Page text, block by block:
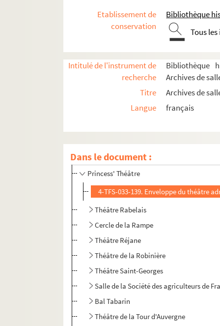
Etablissement de
conservation
Bibliothèque
Tous
Intitulé de l'instrument de
recherche
Bibliothèque
Archives de
Titre
Archives de
Langue
français
Dans le document :
Nouveau-Théâtre
Théâtre des Nouveautés, 1878-1911
Théâtre des Nouveautés, 1921-
La Nouvelle Eve
Théâtre de l'Oeuvre
Théâtre de Paris
Théâtre Le Palace
Princess' Théâtre
4-TFS-033-139. Enveloppe du théâtre
Théâtre Rabelais
Cercle de la Rampe
Théâtre Réjane
Théâtre de la Robinière
Théâtre Saint-Georges
Salle de la Société des agriculteurs de
Bal Tabarin
Théâtre de la Tour d'Auvergne